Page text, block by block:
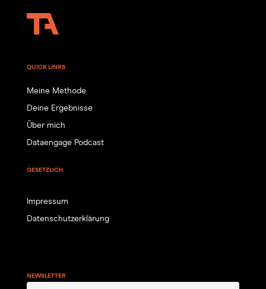
QUICK LINKS
Meine Methode
Deine Ergebnisse
Über mich
Dataengage Podcast
GESETZLICH
Impressum
Datenschutzerklärung
NEWSLETTER